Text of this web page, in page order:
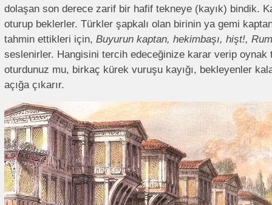
dolaşan son derece zarif bir hafif tekneye (kayık) bindik.
oturup beklerler. Türkler şapkalı olan birinin ya gemi
tahmin ettikleri için, Buyurun kaptan, hekimbaşı, hişt!,
seslenirler. Hangisini tercih edeceğinize karar verip oynak
oturdunuz mu, birkaç kürek vuruşu kayığı, bekleyenler
açığa çıkarır.